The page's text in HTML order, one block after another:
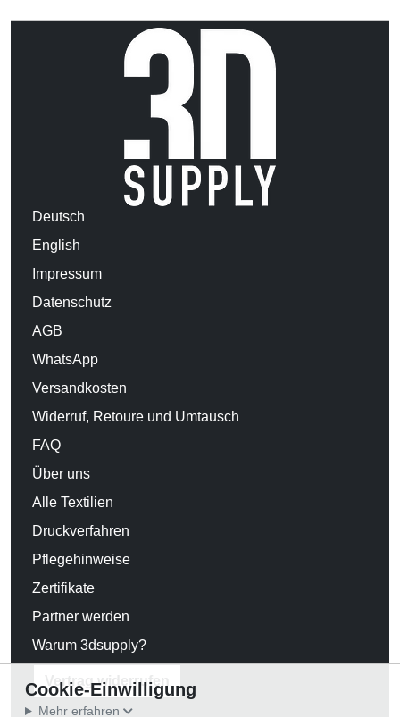
Deutsch
English
Impressum
Datenschutz
AGB
WhatsApp
Versandkosten
Widerruf, Retoure und Umtausch
FAQ
Über uns
Alle Textilien
Druckverfahren
Pflegehinweise
Zertifikate
Partner werden
Warum 3dsupply?
Vertrag widerrufen
Cookie-Einwilligung
Mehr erfahren